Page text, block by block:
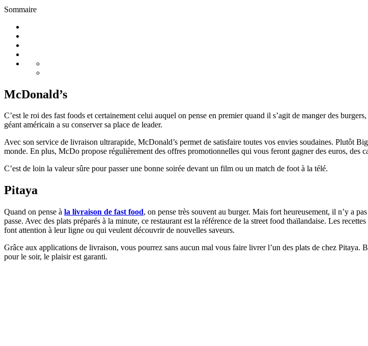
Sommaire
McDonald’s
C’est le roi des fast foods et certainement celui auquel on pense en premier quand il s’agit de manger des
géant américain a su conserver sa place de leader.
Avec son service de livraison ultrarapide, McDonald’s permet de satisfaire toutes vos envies soudaines. Plutôt
monde. En plus, McDo propose régulièrement des offres promotionnelles qui vous feront gagner des euros, des
C’est de loin la valeur sûre pour passer une bonne soirée devant un film ou un match de foot à la télé.
Pitaya
Quand on pense à la livraison de fast food, on pense très souvent au burger. Mais fort heureusement, il n’y a
passe. Avec des plats préparés à la minute, ce restaurant est la référence de la street food thaïlandaise. Les
font attention à leur ligne ou qui veulent découvrir de nouvelles saveurs.
Grâce aux applications de livraison, vous pourrez sans aucun mal vous faire livrer l’un des plats de chez
pour le soir, le plaisir est garanti.